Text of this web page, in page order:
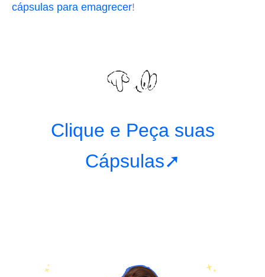
cápsulas para emagrecer!
Clique e Peça suas
Cápsulas➚